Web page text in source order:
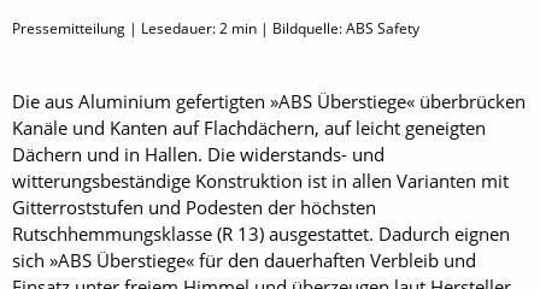
Pressemitteilung | Lesedauer:2 min | Bildquelle: ABS Safety
Die aus Aluminium gefertigten »ABS Überstiege« überbrücken
Kanäle und Kanten auf Flachdächern, auf leicht geneigten
Dächern und in Hallen. Die widerstands- und
witterungsbeständige Konstruktion ist in allen Varianten mit
Gitterroststufen und Podesten der höchsten
Rutschhemmungsklasse (R 13) ausgestattet. Dadurch eignen
sich »ABS Überstiege« für den dauerhaften Verbleib und